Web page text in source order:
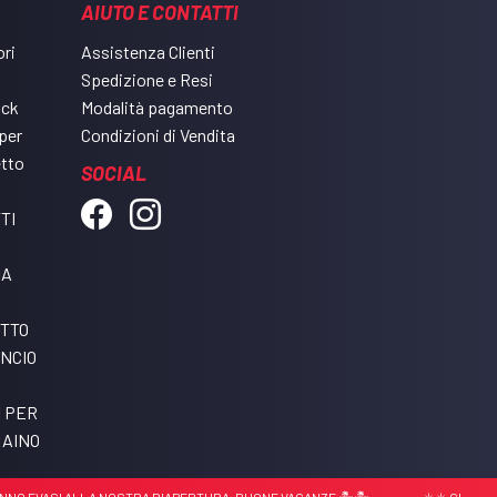
PER
AIUTO E CONTATTI
Assistenza Clienti
Spedizione e Resi
Modalità pagamento
Condizioni di Vendita
SOCIAL